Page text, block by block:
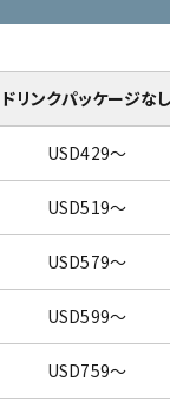
ドリンクパッケージなし
USD429～
USD519～
USD579～
USD599～
USD759～